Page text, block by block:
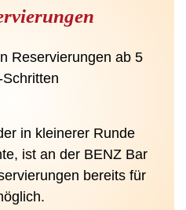
Reservierungen ab 5
in kleinerer Runde
ist an der BENZ Bar
bereits für